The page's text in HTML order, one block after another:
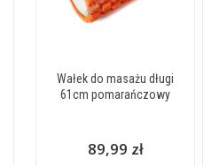
Wałek do masażu długi
61cm pomarańczowy
89,99 zł